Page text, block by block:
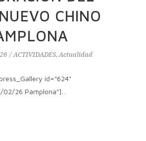
CHINO
ACTIVIDADES,Actualidad
id="624"
02/26 Pamplona"]